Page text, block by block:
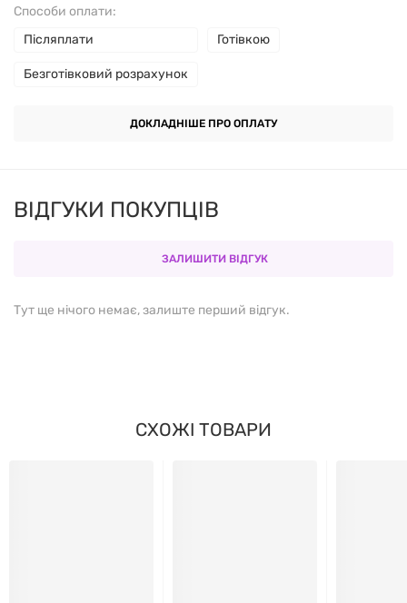
Способи оплати:
Післяплати
Готівкою
Безготівковий розрахунок
ДОКЛАДНІШЕ ПРО ОПЛАТУ
В одній порції
дріжджів SelenoExcell)
молібдену)
N-ацетилцистеїн (NAC)
натуральний ванільний ароматизатор.
ВІДГУКИ ПОКУПЦІВ
ЗАЛИШИТИ ВІДГУК
Тут ще нічого немає, залиште перший відгук.
СХОЖІ ТОВАРИ